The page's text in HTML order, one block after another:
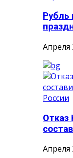
Рубль
Апреля
Отказ
Апреля